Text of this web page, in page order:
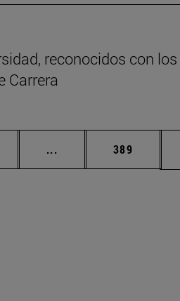
reconocidos con los
Carrera
... Páginas intermedias
Página
389